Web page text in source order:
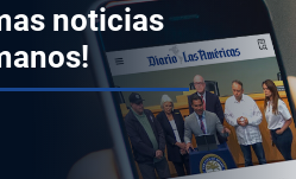
noticias